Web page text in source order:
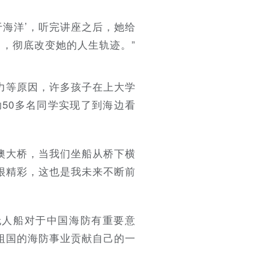
洋’，听完讲座之后，她给
彻底改变她的人生轨迹。”
原因，许多孩子在上大学
多名同学实现了到海边看
大桥，当我们坐船从桥下横
彩，这也是我未来不断前
船对于中国海防有重要意
的海防事业贡献自己的一